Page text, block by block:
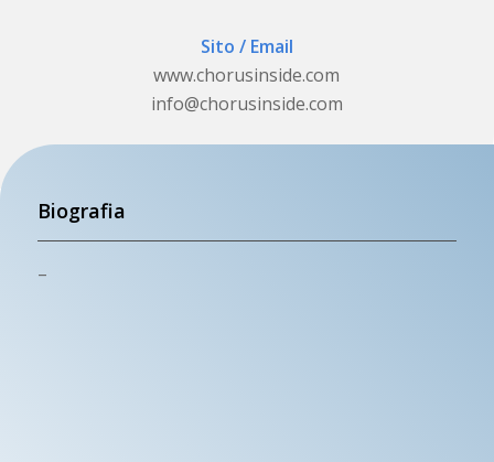
Sito / Email
www.chorusinside.com
info@chorusinside.com
Biografia
–